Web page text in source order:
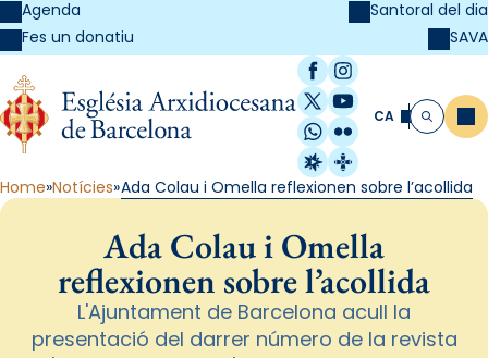
Agenda
Fes un donatiu
Santoral del dia
SAVA
Facebook
Instagram
X / Twitter
YouTube
WhatsApp
Flickr
Radio Estel
Catalunya
CA Cerca
Home Notícies Ada Colau i Omella reflexionen sobre l’acollida
Ada Colau i Omella
reflexionen sobre l’acollida
L'Ajuntament de Barcelona acull la
presentació del darrer número de la revista